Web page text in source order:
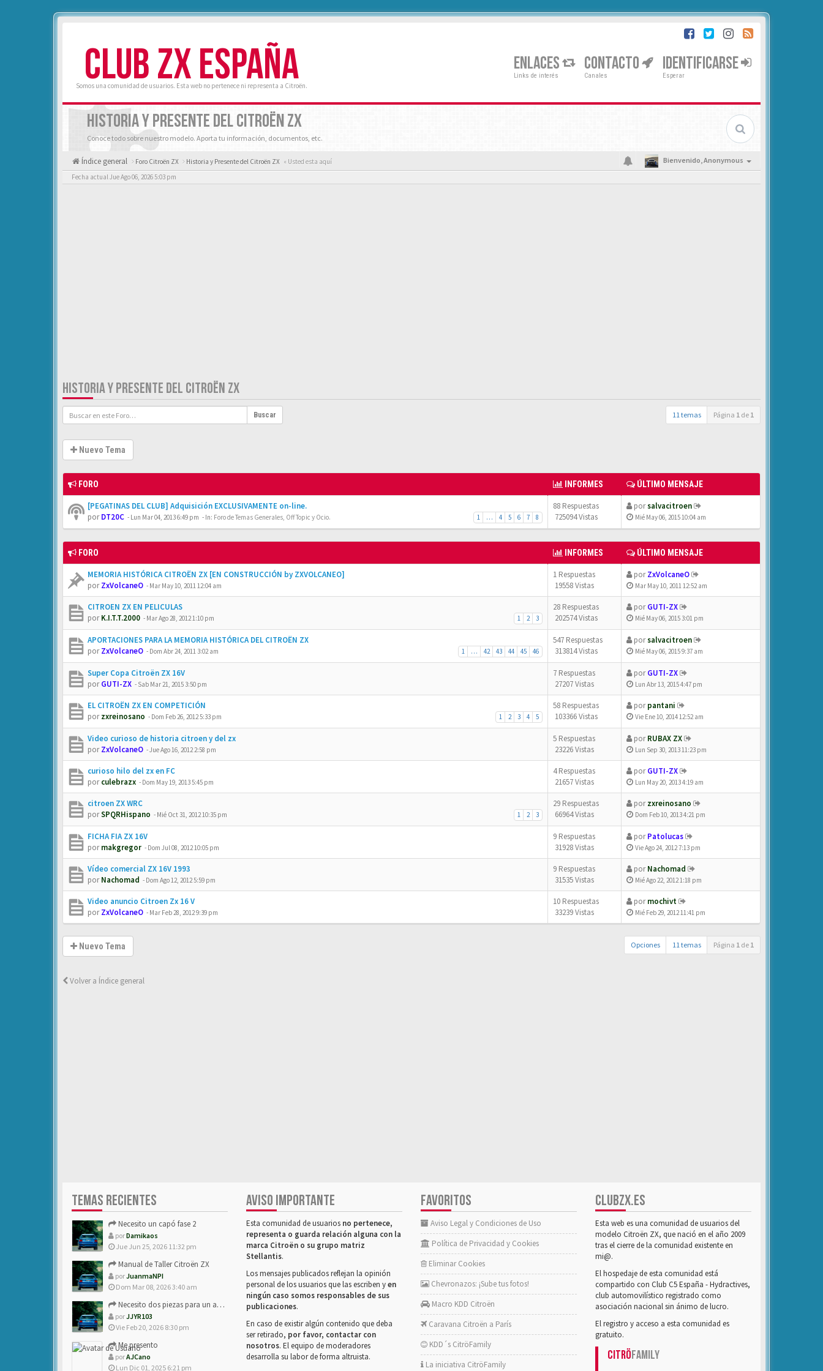
CLUB ZX ESPAÑA
Somos una comunidad de usuarios. Esta web no pertenece ni representa a Citroën.
ENLACES
Links de interés
CONTACTO
Canales
IDENTIFICARSE
Esperar
HISTORIA Y PRESENTE DEL CITROËN ZX
Conoce todo sobre nuestro modelo. Aporta tu información, documentos, etc.
Índice general Foro Citroën ZX Historia y Presente del Citroën ZX « Usted esta aquí Bienvenido,Anonymous
Fecha actual Jue Ago 06, 2026 5:03 pm
HISTORIA Y PRESENTE DEL CITROËN ZX
Buscar 11 temas Página 1 de 1
Nuevo Tema
FORO INFORMES ÚLTIMO MENSAJE
[PEGATINAS DEL CLUB] Adquisición EXCLUSIVAMENTE on-line.
1 … 4 5 6 7 8
porDT20C - Lun Mar 04, 2013 6:49 pm - In: Foro de Temas Generales, Off Topic y Ocio.
88 Respuestas
725094 Vistas
porsalvacitroen
Mié May 06, 2015 10:04 am
FORO INFORMES ÚLTIMO MENSAJE
MEMORIA HISTÓRICA CITROËN ZX [EN CONSTRUCCIÓN by ZXVOLCANEO]
porZxVolcaneO - Mar May 10, 2011 12:04 am
1 Respuestas
19558 Vistas
porZxVolcaneO
Mar May 10, 2011 12:52 am
CITROEN ZX EN PELICULAS
1 2 3
porK.I.T.T.2000 - Mar Ago 28, 2012 1:10 pm
28 Respuestas
202574 Vistas
porGUTI-ZX
Mié May 06, 2015 3:01 pm
APORTACIONES PARA LA MEMORIA HISTÓRICA DEL CITROËN ZX
1 … 42 43 44 45 46
porZxVolcaneO - Dom Abr 24, 2011 3:02 am
547 Respuestas
313814 Vistas
porsalvacitroen
Mié May 06, 2015 9:37 am
Super Copa Citroën ZX 16V
porGUTI-ZX - Sab Mar 21, 2015 3:50 pm
7 Respuestas
27207 Vistas
porGUTI-ZX
Lun Abr 13, 2015 4:47 pm
EL CITROËN ZX EN COMPETICIÓN
1 2 3 4 5
porzxreinosano - Dom Feb 26, 2012 5:33 pm
58 Respuestas
103366 Vistas
porpantani
Vie Ene 10, 2014 12:52 am
Video curioso de historia citroen y del zx
porZxVolcaneO -Jue Ago 16, 2012 2:58 pm
5 Respuestas
23226 Vistas
porRUBAX ZX
Lun Sep 30, 2013 11:23 pm
curioso hilo del zx en FC
porculebrazx - Dom May 19, 2013 5:45 pm
4 Respuestas
21657 Vistas
porGUTI-ZX
Lun May 20, 2013 4:19 am
citroen ZX WRC
1 2 3
porSPQRHispano - Mié Oct 31, 2012 10:35 pm
29 Respuestas
66964 Vistas
porzxreinosano
Dom Feb 10, 2013 4:21 pm
FICHA FIA ZX 16V
pormakgregor - Dom Jul 08, 2012 10:05 pm
9 Respuestas
31928 Vistas
porPatolucas
Vie Ago 24, 2012 7:13 pm
Vídeo comercial ZX 16V 1993
porNachomad - Dom Ago 12, 2012 5:59 pm
9 Respuestas
31535 Vistas
porNachomad
Mié Ago 22, 2012 1:18 pm
Video anuncio Citroen Zx 16 V
porZxVolcaneO - Mar Feb 28, 2012 9:39 pm
10 Respuestas
33239 Vistas
pormochivt
Mié Feb 29, 2012 11:41 pm
Nuevo Tema Opciones 11 temas Página 1 de 1
Volver a Índice general
TEMAS RECIENTES
Necesito un capó fase 2
porDamikaos
Jue Jun 25, 2026 11:32 pm
Manual de Taller Citroën ZX
porJuanmaNPI
Dom Mar 08, 2026 3:40 am
Necesito dos piezas para un amigo con ZX.
porJJYR103
Vie Feb 20, 2026 8:30 pm
Me presento
porAJCano
Lun Dic 01, 2025 6:21 pm
AVISO IMPORTANTE
Esta comunidad de usuarios no pertenece,
representa o guarda relación alguna con la
marca Citroën o su grupo matriz
Stellantis.
Los mensajes publicados reflejan la opinión
personal de los usuarios que las escriben yen
ningún caso somos responsables de sus
publicaciones.
En caso de existir algún contenido que deba
ser retirado, por favor, contactar con
nosotros. El equipo de moderadores
desarrolla su labor de forma altruista.
FAVORITOS
Aviso Legal y Condiciones de Uso
Política de Privacidad y Cookies
Eliminar Cookies
Chevronazos: ¡Sube tus fotos!
Macro KDD Citroën
Caravana Citroën a París
KDD´s CitröFamily
La iniciativa CitröFamily
CLUBZX.ES
Esta web es una comunidad de usuarios del
modelo Citroën ZX, que nació en el año 2009
tras el cierre de la comunidad existente en
mi@.
El hospedaje de esta comunidad está
compartido con Club C5 España - Hydractives,
club automovilístico registrado como
asociación nacional sin ánimo de lucro.
El registro y acceso a esta comunidad es
gratuito.
CitröFamily